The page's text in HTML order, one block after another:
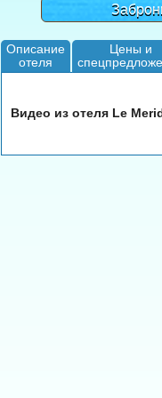
Описание
отеля
Цены и
Видео из отеля Le